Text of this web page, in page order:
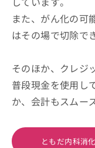
また、がん化の可
はその場で切除で
そのほか、クレジ
普段現金を使用し
か、会計もスムー
ともだ内科消